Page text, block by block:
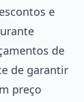
e
de
de garantir
preço